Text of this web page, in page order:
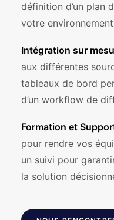
définition d’un plan
votre environnement
Intégration sur
aux différentes
tableaux de bord
d’un workflow de
Formation et
pour rendre vos
un suivi pour
la solution